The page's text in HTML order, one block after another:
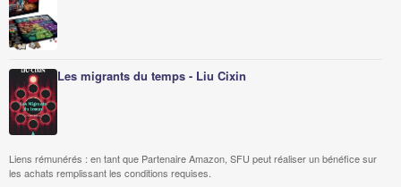
Les migrants du temps - Liu Cixin
Liens rémunérés : en tant que Partenaire Amazon, SFU peut réaliser un bénéfice sur
les achats remplissant les conditions requises.